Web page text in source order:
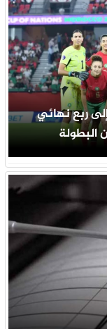
ربع نهائي
البطولة